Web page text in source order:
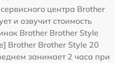
центра Brother
и озвучит стоимость
Brother Brother Style
Brother Brother Style 20
занимает 2 часа при